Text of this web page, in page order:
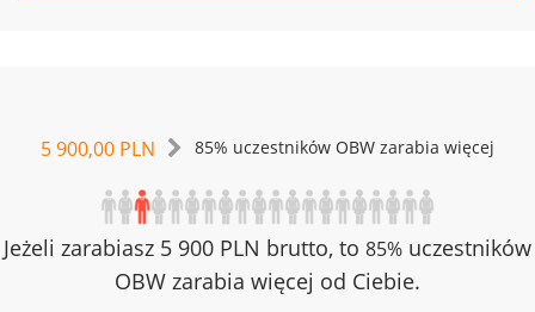
5 900,00 PLN 85% uczestników OBW zarabia więcej
Jeżeli zarabiasz 5 900 PLN brutto, to 85% uczestników
OBW zarabia więcej od Ciebie.